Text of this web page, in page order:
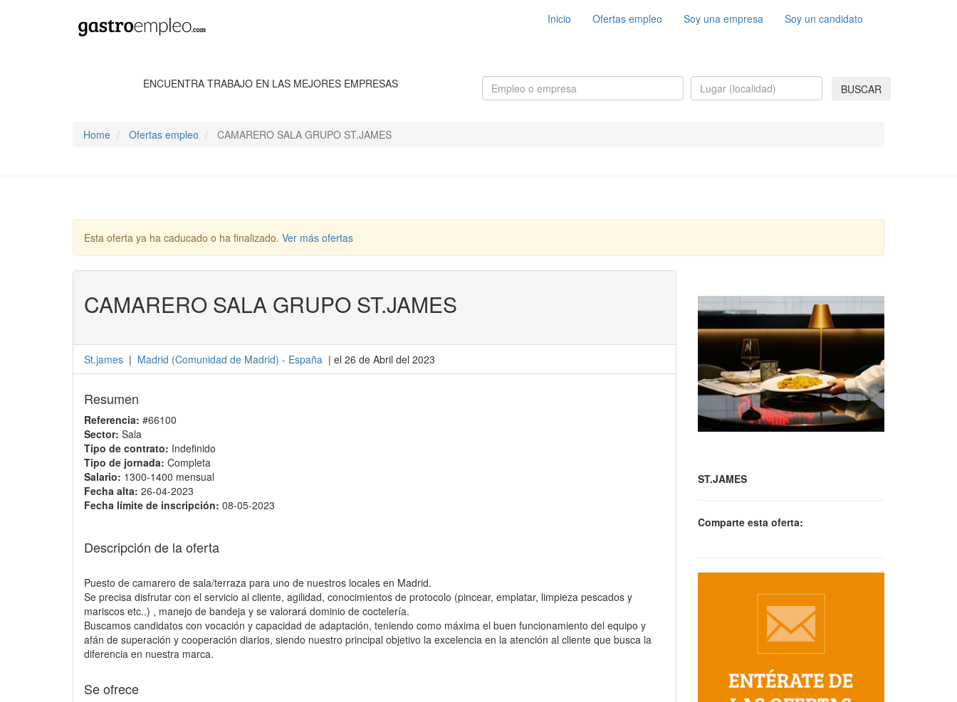
Inicio Ofertas empleo Soy una empresa Soy un candidato
ENCUENTRA TRABAJO EN LAS MEJORES EMPRESAS BUSCAR
Home Ofertas empleo CAMARERO SALA GRUPO ST.JAMES
Esta oferta ya ha caducado o ha finalizado. Ver más ofertas
CAMARERO SALA GRUPO ST.JAMES
St.james | Madrid (Comunidad de Madrid) - España | el 26 de Abril del 2023
Resumen
Referencia: #66100
Sector: Sala
Tipo de contrato: Indefinido
Tipo de jornada: Completa
Salario: 1300-1400 mensual
Fecha alta: 26-04-2023
Fecha límite de inscripción: 08-05-2023
Descripción de la oferta
Puesto de camarero de sala/terraza para uno de nuestros locales en Madrid.
Se precisa disfrutar con el servicio al cliente, agilidad, conocimientos de protocolo (pincear, emplatar, limpieza pescados y
mariscos etc..) , manejo de bandeja y se valorará dominio de coctelería.
Buscamos candidatos con vocación y capacidad de adaptación, teniendo como máxima el buen funcionamiento del equipo y
afán de superación y cooperación diarios, siendo nuestro principal objetivo la excelencia en la atención al cliente que busca la
diferencia en nuestra marca.
Se ofrece
ST.JAMES
Comparte esta oferta: